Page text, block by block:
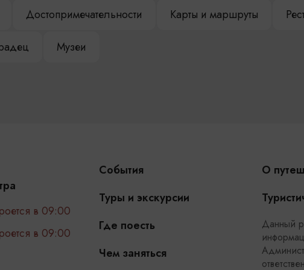
Достопримечательности Карты и маршруты
Музеи
в 09:00
в 09:00
События
Туры и экскурсии
Где поесть
Чем заняться
О
Данный